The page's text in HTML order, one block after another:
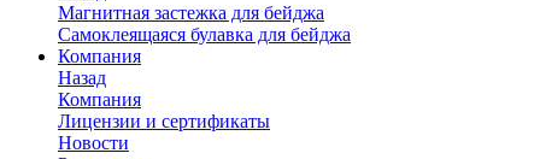
Магнитная застежка для бейджа
Самоклеящаяся булавка для бейджа
Компания
Назад
Компания
Лицензии и сертификаты
Новости